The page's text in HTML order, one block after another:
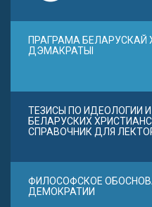
ПРАГРАМА БЕЛАРУСКАЙ
ДЭМАКРАТЫІ
ТЕЗИСЫ ПО ИДЕОЛОГИИ
БЕЛАРУСКИХ
СПРАВОЧНИК ДЛЯ
ФИЛОСОФСКОЕ
ДЕМОКРАТИИ